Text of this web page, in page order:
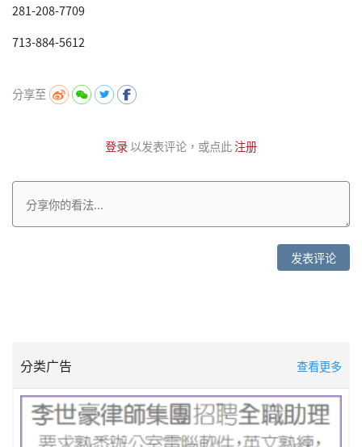
281-208-7709
713-884-5612
分享至
登录以发表评论，或点此注册
发表评论
分类广告 查看更多